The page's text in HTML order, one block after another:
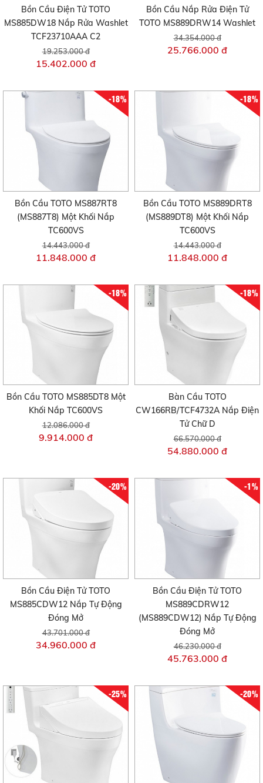
Bồn Cầu Điện Tử TOTO
MS885DW18 Nắp Rửa Washlet
TCF23710AAA C2
19.253.000 đ
15.402.000 đ
Bồn Cầu Nắp Rửa Điện Tử
TOTO MS889DRW14 Washlet
34.354.000 đ
25.766.000 đ
-18%
Bồn Cầu TOTO MS887RT8
(MS887T8) Một Khối Nắp
TC600VS
14.443.000 đ
11.848.000 đ
-18%
Bồn Cầu TOTO MS889DRT8
(MS889DT8) Một Khối Nắp
TC600VS
14.443.000 đ
11.848.000 đ
-18%
Bồn Cầu TOTO MS885DT8 Một
Khối Nắp TC600VS
12.086.000 đ
9.914.000 đ
-18%
Bàn Cầu TOTO
CW166RB/TCF4732A Nắp Điện
Tử Chữ D
66.570.000 đ
54.880.000 đ
-20%
Bồn Cầu Điện Tử TOTO
MS885CDW12 Nắp Tự Động
Đóng Mở
43.701.000 đ
34.960.000 đ
-1%
Bồn Cầu Điện Tử TOTO
MS889CDRW12
(MS889CDW12) Nắp Tự Động
Đóng Mở
46.230.000 đ
45.763.000 đ
-25% -20%